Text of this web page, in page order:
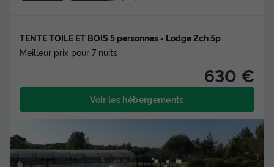
TENTE TOILE ET BOIS 5 personnes - Lodge 2ch 5p
Meilleur prix pour 7 nuits
630 €
Voir les hébergements